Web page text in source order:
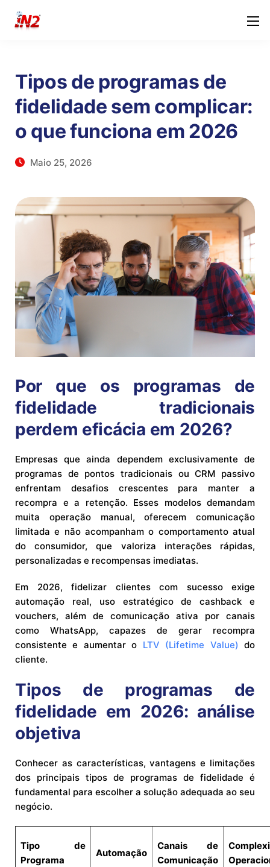
Tipos de programas de
fidelidade sem complicar:
o que funciona em 2026
Maio 25, 2026
Por que os programas de
fidelidade tradicionais
perdem eficácia em 2026?
Empresas que ainda dependem exclusivamente de
programas de pontos tradicionais ou CRM passivo
enfrentam desafios crescentes para manter a
recompra e a retenção. Esses modelos demandam
muita operação manual, oferecem comunicação
limitada e não acompanham o comportamento atual
do consumidor, que valoriza interações rápidas,
personalizadas e recompensas imediatas.
Em 2026, fidelizar clientes com sucesso exige
automação real, uso estratégico de cashback e
vouchers, além de comunicação ativa por canais
como WhatsApp, capazes de gerar recompra
consistente e aumentar o LTV (Lifetime Value) do
cliente.
Tipos de programas de
fidelidade em 2026: análise
objetiva
Conhecer as características, vantagens e limitações
dos principais tipos de programas de fidelidade é
fundamental para escolher a solução adequada ao seu
negócio.
Tipo de
Programa
Automação
Canais de
Comunicação